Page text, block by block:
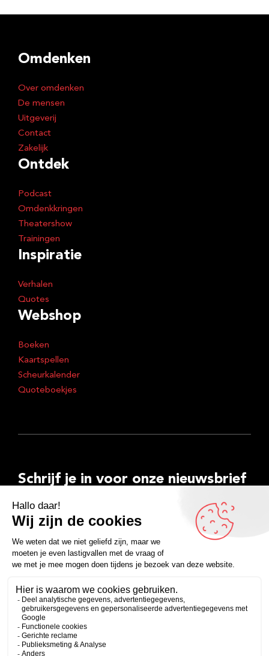
Omdenken
Over omdenken
De mensen
Uitgeverij
Contact
Zakelijk
Ontdek
Podcast
Omdenkkringen
Theatershow
Trainingen
Inspiratie
Verhalen
Quotes
Webshop
Boeken
Kaartspellen
Scheurkalender
Quoteboekjes
Schrijf je in voor onze nieuwsbrief
E-
mailadres
Inschrijven
FacebookInstagramLinkedInYouTubeSpotify